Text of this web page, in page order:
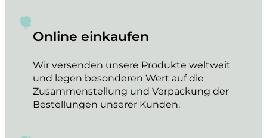
Online einkaufen
Wir versenden unsere Produkte weltweit
und legen besonderen Wert auf die
Zusammenstellung und Verpackung der
Bestellungen unserer Kunden.